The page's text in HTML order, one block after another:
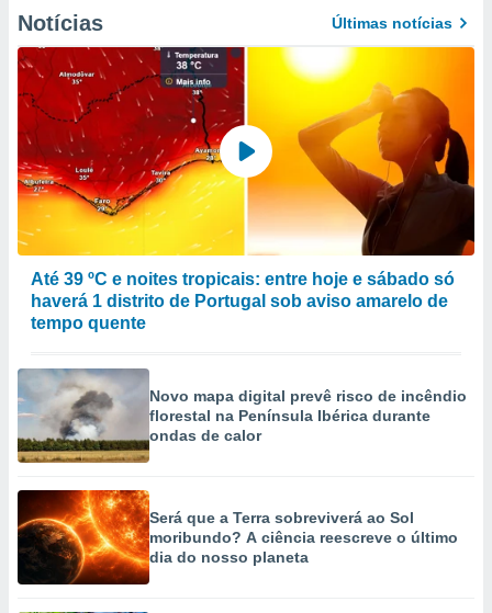
Notícias Últimas notícias
Até 39 ºC e noites tropicais: entre hoje e sábado só
haverá 1 distrito de Portugal sob aviso amarelo de
tempo quente
Novo mapa digital prevê risco de incêndio
florestal na Península Ibérica durante
ondas de calor
Será que a Terra sobreviverá ao Sol
moribundo? A ciência reescreve o último
dia do nosso planeta